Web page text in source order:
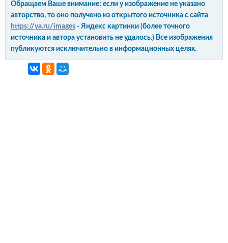
Обращаем Ваше внимание: если у изображение не указано
авторство, то оно получено из открытого источника с сайта
https://ya.ru/images - Яндекс картинки (более точного
источника и автора установить не удалось.) Все изображения
публикуются исключительно в информационных целях.